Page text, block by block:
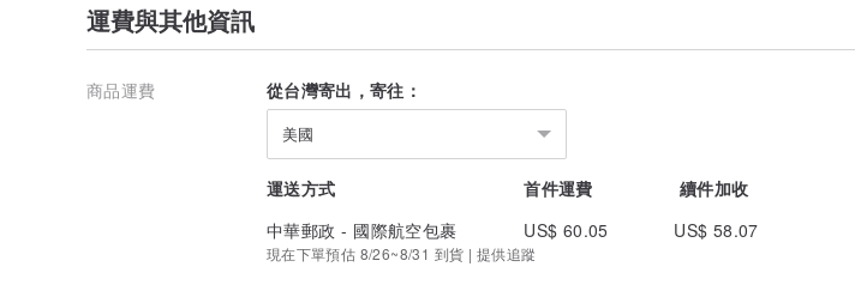
運費與其他資訊
商品運費 從台灣寄出，寄往：
美國
運送方式 首件運費
續件加收
中華郵政 - 國際航空包裹
US$ 60.05 US$ 58.07
現在下單預估 8/26~8/31 到貨 | 提供追蹤